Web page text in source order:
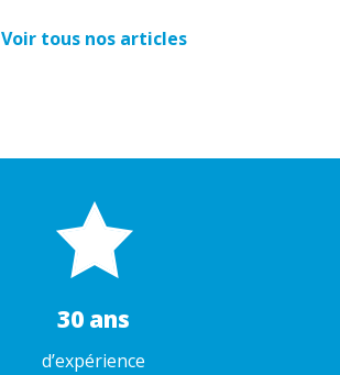
Voir tous nos articles
30 ans
d’expérience